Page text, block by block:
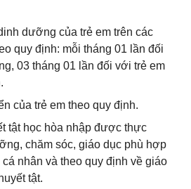
dưỡng của trẻ em trên các
quy định: mỗi tháng 01 lần đối
03 tháng 01 lần đối với trẻ em
của trẻ em theo quy định.
tật học hòa nhập được thực
chăm sóc, giáo dục phù hợp
nhân và theo quy định về giáo
tật.